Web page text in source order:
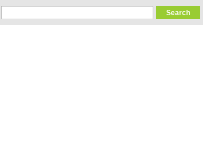
Search form
Search